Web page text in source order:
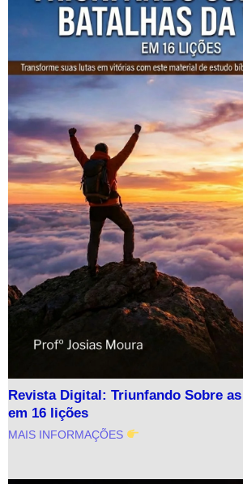
Revista Digital: Triunfando Sobre
em 16 lições
MAIS INFORMAÇÕES